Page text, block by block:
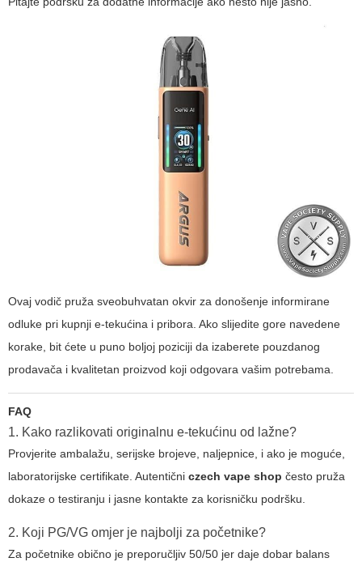
Ovaj vodič pruža sveobuhvatan okvir za donošenje informirane
odluke pri kupnji e-tekućina i pribora. Ako slijedite gore navedene
korake, bit ćete u puno boljoj poziciji da izaberete pouzdanog
prodavača i kvalitetan proizvod koji odgovara vašim potrebama.
FAQ
1. Kako razlikovati originalnu e-tekućinu od lažne?
Provjerite ambalažu, serijske brojeve, naljepnice, i ako je moguće,
laboratorijske certifikate. Autentični czech vape shop često pruža
dokaze o testiranju i jasne kontakte za korisničku podršku.
2. Koji PG/VG omjer je najbolji za početnike?
Za početnike obično je preporučljiv 50/50 jer daje dobar balans